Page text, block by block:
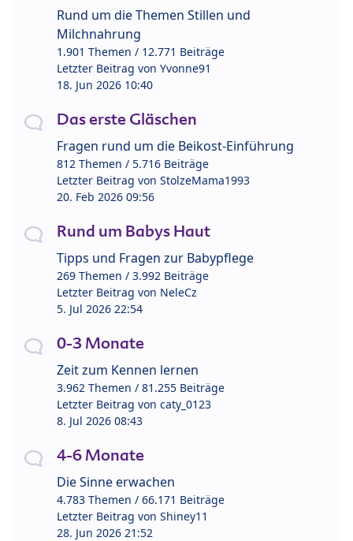
Rund um die Themen Stillen und
Milchnahrung
1.901 Themen / 12.771 Beiträge
Letzter Beitrag von Yvonne91
18. Jun 2026 10:40
Das erste Gläschen
Fragen rund um die Beikost-Einführung
812 Themen / 5.716 Beiträge
Letzter Beitrag von StolzeMama1993
20. Feb 2026 09:56
Rund um Babys Haut
Tipps und Fragen zur Babypflege
269 Themen / 3.992 Beiträge
Letzter Beitrag von NeleCz
5. Jul 2026 22:54
0-3 Monate
Zeit zum Kennen lernen
3.962 Themen / 81.255 Beiträge
Letzter Beitrag von caty_0123
8. Jul 2026 08:43
4-6 Monate
Die Sinne erwachen
4.783 Themen / 66.171 Beiträge
Letzter Beitrag von Shiney11
28. Jun 2026 21:52